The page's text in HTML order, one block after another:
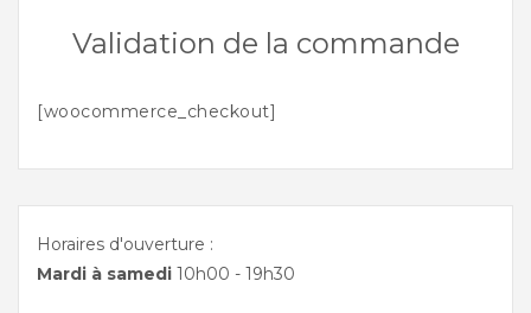
Validation de la commande
[woocommerce_checkout]
Horaires d'ouverture :
Mardi à samedi 10h00 - 19h30